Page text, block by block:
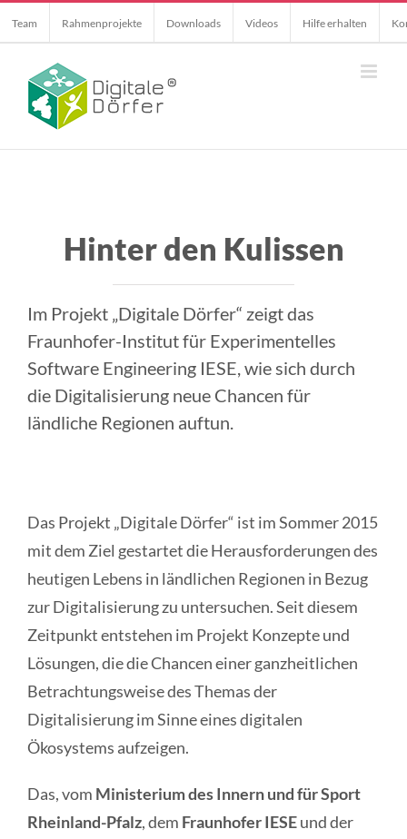
to
content
Team Rahmenprojekte Downloads Videos Hilfe erhalten
Hinter den Kulissen
Im Projekt „Digitale Dörfer“ zeigt das
Fraunhofer-Institut für Experimentelles
Software Engineering IESE, wie sich durch
die Digitalisierung neue Chancen für
ländliche Regionen auftun.
Das Projekt „Digitale Dörfer“ ist im Sommer 2015
mit dem Ziel gestartet die Herausforderungen des
heutigen Lebens in ländlichen Regionen in Bezug
zur Digitalisierung zu untersuchen. Seit diesem
Zeitpunkt entstehen im Projekt Konzepte und
Lösungen, die die Chancen einer ganzheitlichen
Betrachtungsweise des Themas der
Digitalisierung im Sinne eines digitalen
Ökosystems aufzeigen.
Das, vom Ministerium des Innern und für Sport
Rheinland-Pfalz, dem Fraunhofer IESEund der